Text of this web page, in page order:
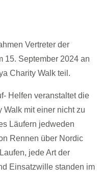
Vertreter der
15. September 2024 an
Charity Walk teil.
Helfen veranstaltet die
mit einer nicht zu
Läufern jedweden
Rennen über Nordic
jede Art der
Einsatzwille standen im